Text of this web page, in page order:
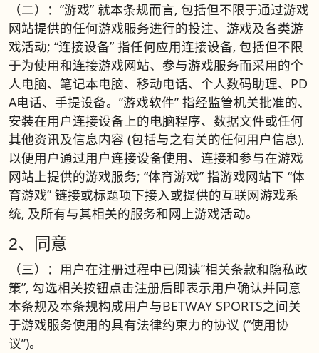
（二）：”游戏” 就本条规而言, 包括但不限于通过游戏
网站提供的任何游戏服务进行的投注、游戏及各类游
戏活动; “连接设备” 指任何应用连接设备, 包括但不限
于为使用和连接游戏网站、参与游戏服务而采用的个
人电脑、笔记本电脑、移动电话、个人数码助理、PD
A电话、手提设备。”游戏软件” 指经监管机关批准的、
安装在用户连接设备上的电脑程序、数据文件或任何
其他资讯及信息内容 (包括与之有关的任何用户信息),
以便用户通过用户连接设备使用、连接和参与在游戏
网站上提供的游戏服务; “体育游戏” 指游戏网站下 “体
育游戏” 链接或标题项下接入或提供的互联网游戏系
统, 及所有与其相关的服务和网上游戏活动。
2、同意
（三）：用户在注册过程中已阅读”相关条款和隐私政
策”, 勾选相关按钮点击注册后即表示用户确认并同意
本条规及本条规构成用户与BETWAY SPORTS之间关
于游戏服务使用的具有法律约束力的协议 (“使用协
议”)。